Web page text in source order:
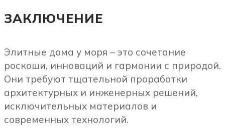
ЗАКЛЮЧЕНИЕ
Элитные дома у моря – это сочетание
роскоши, инноваций и гармонии с природой.
Они требуют тщательной проработки
архитектурных и инженерных решений,
исключительных материалов и
современных технологий.